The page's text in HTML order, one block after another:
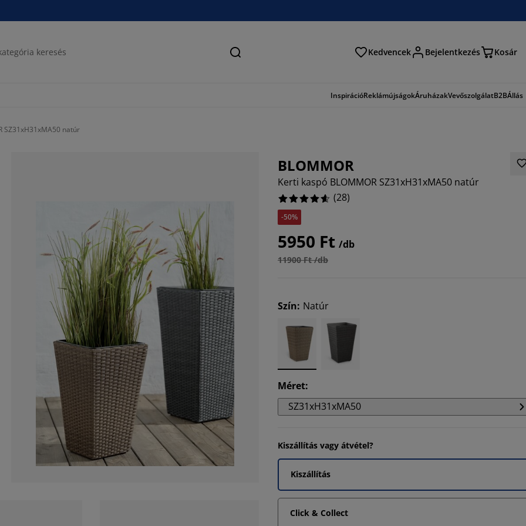
Keresés Kedvencek Bejelentkezés Kosár
InspirációReklámújságokÁruházakVevőszolgálatB2BÁllás
SZ31xH31xMA50 natúr
BLOMMOR
Kerti kaspó BLOMMOR SZ31xH31xMA50 natúr
(28)
-50%
5950 Ft /db
11900 Ft /db
Szín: Natúr
Méret:
SZ31xH31xMA50
Kiszállítás vagy átvétel?
Kiszállítás
Click & Collect
82.14285714285714%
10.714285714285714%
3.571428571428571%
3.571428571428571%